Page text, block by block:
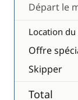
Départ le
Location du
Offre
Skipper
Total